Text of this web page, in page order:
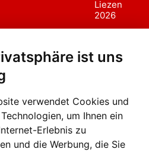
ist uns
verwendet Cookies und
um Ihnen ein
Erlebnis zu
und die Werbung, die Sie
Liezen
2026
sumzug
Liezen